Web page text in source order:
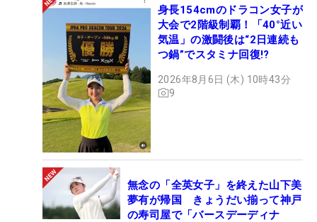
身長154cmのドラコン女子が
大会で2階級制覇！「40°近い
気温」の激闘後は“2日連続も
つ鍋”でスタミナ回復!?
2026年8月6日 (木) 10時43分
9
無念の「全英女子」を終えた山下美
夢有が帰国 きょうだい揃って神戸
の寿司屋で「バースデーディナ